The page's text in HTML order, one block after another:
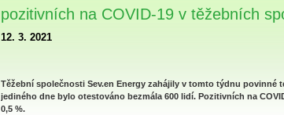
pozitivních na COVID-19 v těžebních
12. 3. 2021
Těžební společnosti Sev.en Energy zahájily v tomto týdnu povinné
jediného dne bylo otestováno bezmála 600 lidí. Pozitivních na
0,5 %.